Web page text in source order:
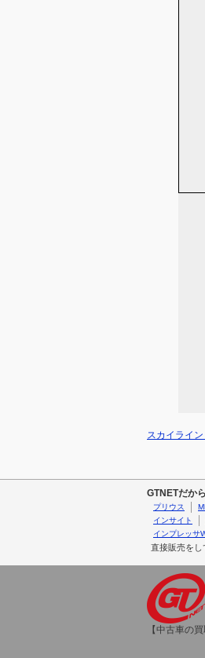
スカイライ
GTNETだか
プリウス
インサイト
インプレッサ
直接販売をし
【中古車の